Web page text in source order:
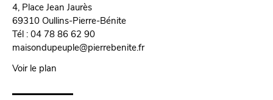
4, Place Jean Jaurès
69310 Oullins-Pierre-Bénite
Tél : 04 78 86 62 90
maisondupeuple@pierrebenite.fr
Voir le plan